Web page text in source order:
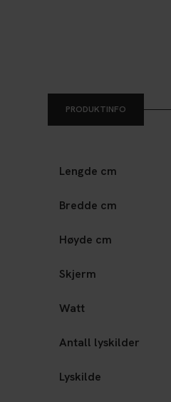
PRODUKTINFO
Lengde cm
Bredde cm
Høyde cm
Skjerm
Watt
Antall lyskilder
Lyskilde